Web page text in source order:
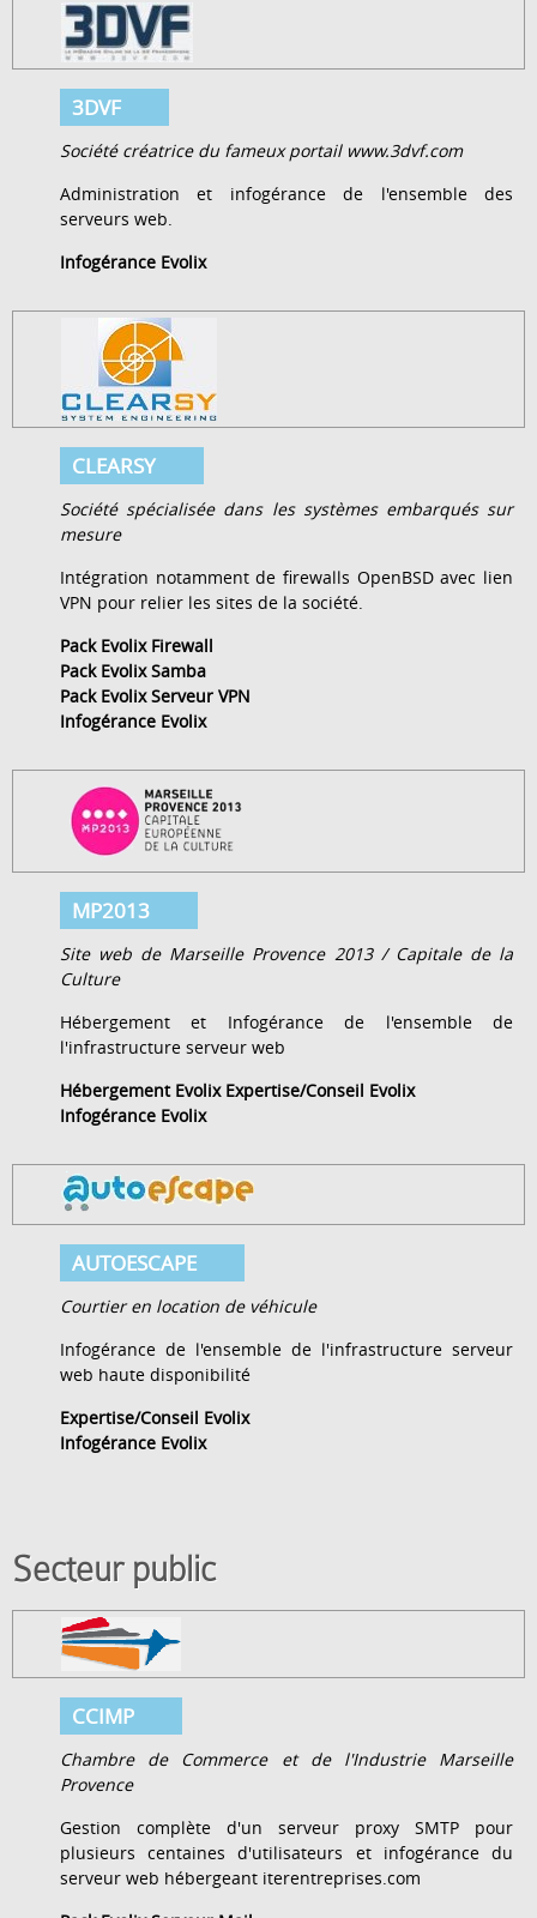
3DVF
Société créatrice du fameux portail www.3dvf.com
Administration et infogérance de l'ensemble des
serveurs web.
Infogérance Evolix
CLEARSY
Société spécialisée dans les systèmes embarqués sur
mesure
Intégration notamment de firewalls OpenBSD avec lien
VPN pour relier les sites de la société.
Pack Evolix Firewall
Pack Evolix Samba
Pack Evolix Serveur VPN
Infogérance Evolix
MP2013
Site web de Marseille Provence 2013 / Capitale de la
Culture
Hébergement et Infogérance de l'ensemble de
l'infrastructure serveur web
Hébergement Evolix Expertise/Conseil Evolix
Infogérance Evolix
AUTOESCAPE
Courtier en location de véhicule
Infogérance de l'ensemble de l'infrastructure serveur
web haute disponibilité
Expertise/Conseil Evolix
Infogérance Evolix
Secteur public
CCIMP
Chambre de Commerce et de l'Industrie Marseille
Provence
Gestion complète d'un serveur proxy SMTP pour
plusieurs centaines d'utilisateurs et infogérance du
serveur web hébergeant iterentreprises.com